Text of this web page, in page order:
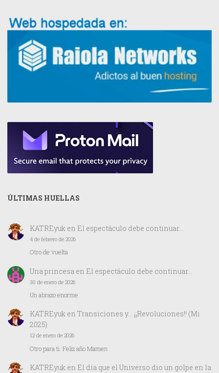
ÚLTIMAS HUELLAS
KATREyuken El espectáculo debe continuar…
4 de febrero de 2026
Otro de vuelta
Una princesa en El espectáculo debe continuar…
30 de enero de 2026
Un abrazo enorme
KATREyuken Transiciones y… ¡¡Revoluciones!! (Mi
2025)
12 de enero de 2026
Otro para ti. Feliz año Mamen
KATREyuken El día que el Universo dio un golpe en la